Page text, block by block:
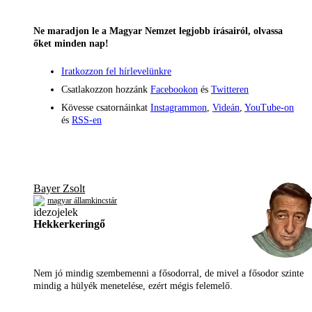
Ne maradjon le a Magyar Nemzet legjobb írásairól, olvassa
őket minden nap!
Iratkozzon fel hírlevelünkre
Csatlakozzon hozzánk Facebookon és Twitteren
Kövesse csatornáinkat Instagrammon, Videán, YouTube-on
és RSS-en
Bayer Zsolt
magyar államkincstár
Hekkerkeringő
Nem jó mindig szembemenni a fősodorral, de mivel a fősodor szinte
mindig a hülyék menetelése, ezért mégis felemelő.